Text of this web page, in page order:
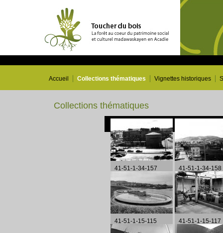
Accueil Collections thématiques Vignettes historiques
Collections thématiques
41-51-1-34-157 41-51-1-34-158
41-51-1-15-115 41-51-1-15-117